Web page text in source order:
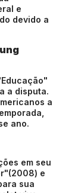
e
devido a
a disputa.
a
ano.
em seu
e
sua